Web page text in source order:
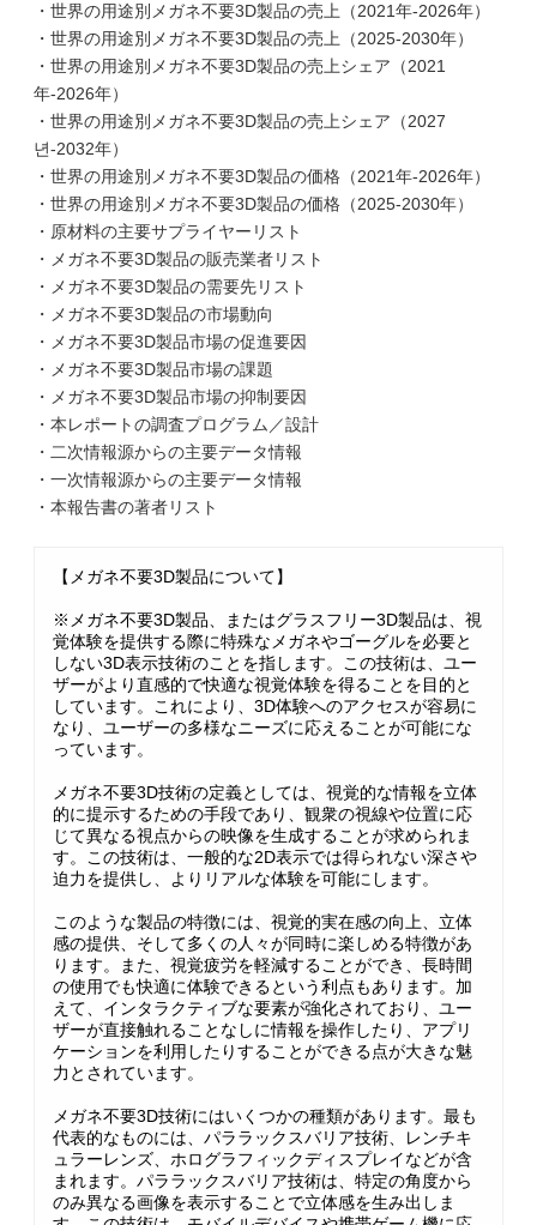
・世界の用途別メガネ不要3D製品の売上（2021年-2026年）
・世界の用途別メガネ不要3D製品の売上（2025-2030年）
・世界の用途別メガネ不要3D製品の売上シェア（2021
年-2026年）
・世界の用途別メガネ不要3D製品の売上シェア（2027
년-2032年）
・世界の用途別メガネ不要3D製品の価格（2021年-2026年）
・世界の用途別メガネ不要3D製品の価格（2025-2030年）
・原材料の主要サプライヤーリスト
・メガネ不要3D製品の販売業者リスト
・メガネ不要3D製品の需要先リスト
・メガネ不要3D製品の市場動向
・メガネ不要3D製品市場の促進要因
・メガネ不要3D製品市場の課題
・メガネ不要3D製品市場の抑制要因
・本レポートの調査プログラム／設計
・二次情報源からの主要データ情報
・一次情報源からの主要データ情報
・本報告書の著者リスト
【メガネ不要3D製品について】
※メガネ不要3D製品、またはグラスフリー3D製品は、視
覚体験を提供する際に特殊なメガネやゴーグルを必要と
しない3D表示技術のことを指します。この技術は、ユー
ザーがより直感的で快適な視覚体験を得ることを目的と
しています。これにより、3D体験へのアクセスが容易に
なり、ユーザーの多様なニーズに応えることが可能にな
っています。
メガネ不要3D技術の定義としては、視覚的な情報を立体
的に提示するための手段であり、観衆の視線や位置に応
じて異なる視点からの映像を生成することが求められま
す。この技術は、一般的な2D表示では得られない深さや
迫力を提供し、よりリアルな体験を可能にします。
このような製品の特徴には、視覚的実在感の向上、立体
感の提供、そして多くの人々が同時に楽しめる特徴があ
ります。また、視覚疲労を軽減することができ、長時間
の使用でも快適に体験できるという利点もあります。加
えて、インタラクティブな要素が強化されており、ユー
ザーが直接触れることなしに情報を操作したり、アプリ
ケーションを利用したりすることができる点が大きな魅
力とされています。
メガネ不要3D技術にはいくつかの種類があります。最も
代表的なものには、パララックスバリア技術、レンチキ
ュラーレンズ、ホログラフィックディスプレイなどが含
まれます。パララックスバリア技術は、特定の角度から
のみ異なる画像を表示することで立体感を生み出しま